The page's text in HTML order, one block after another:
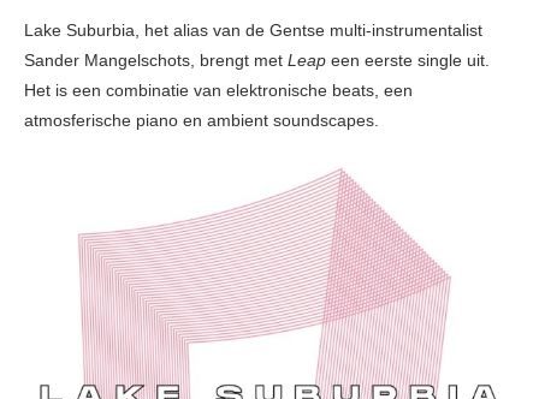
Lake Suburbia, het alias van de Gentse multi-instrumentalist
Sander Mangelschots, brengt met Leap een eerste single uit.
Het is een combinatie van elektronische beats, een
atmosferische piano en ambient soundscapes.